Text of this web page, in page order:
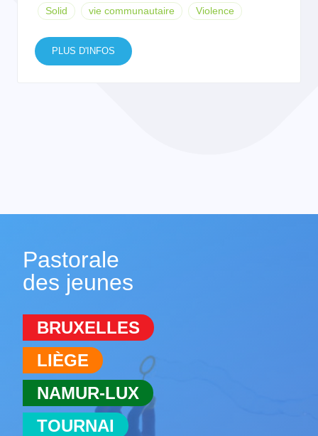
Solid vie communautaire Violence
PLUS D'INFOS
Pastorale
des jeunes
BRUXELLES
LIÈGE
NAMUR-LUX
TOURNAI